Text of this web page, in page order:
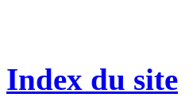
Index du site